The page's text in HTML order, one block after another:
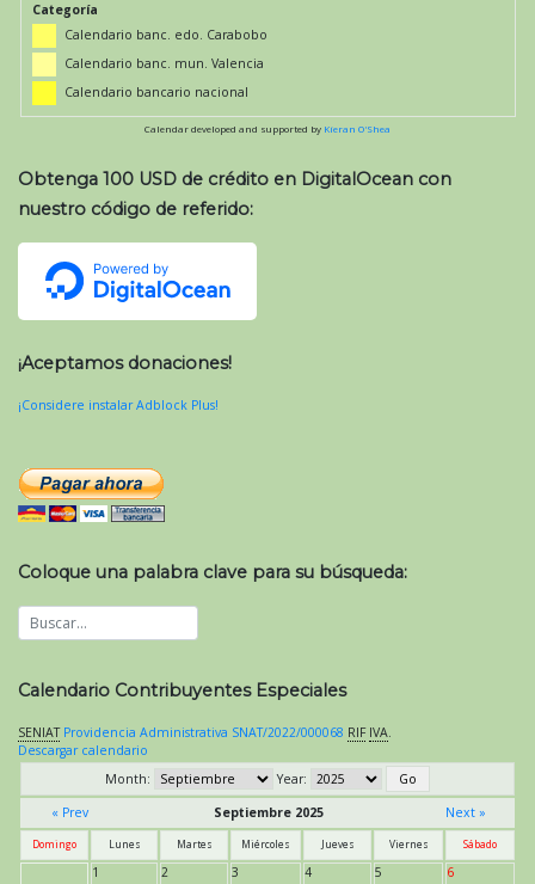
Categoría
Calendario banc. edo. Carabobo
Calendario banc. mun. Valencia
Calendario bancario nacional
Calendar developed and supported by Kieran O'Shea
Obtenga 100 USD de crédito en DigitalOcean con
nuestro código de referido:
¡Aceptamos donaciones!
¡Considere instalar Adblock Plus!
Coloque una palabra clave para su búsqueda:
Calendario Contribuyentes Especiales
SENIAT Providencia Administrativa SNAT/2022/000068 RIF IVA.
Descargar calendario
Month:
Year:
« Prev
Septiembre 2025 Next »
Domingo Lunes Martes Miércoles Jueves Viernes Sábado
1 2 3 4 5 6